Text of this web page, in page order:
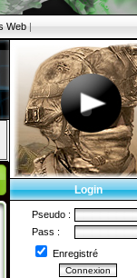
Web |
Login
Pseudo :
Pass :
Enregistré